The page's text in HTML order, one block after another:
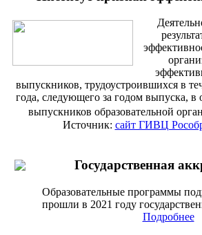
выпускников, трудоустроившихся в
года, следующего за годом выпуска, в
выпускников образовательной
Источник: сайт ГИВЦ
Государственная
Образовательные программы
прошли в 2021 году
Подробнее